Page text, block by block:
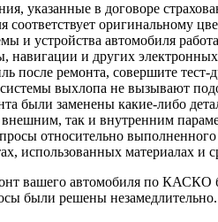
указанные в договоре
оригинальному
и устройства автомобиля
навигации и других
после ремонта, совершите
выхлопа не вызывают
были заменены какие-либо
так и внутренним
относительно
материалах и
вашего автомобиля по
были решены незамедлительно.